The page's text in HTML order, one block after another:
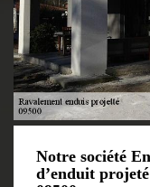
Notre société
d’enduit